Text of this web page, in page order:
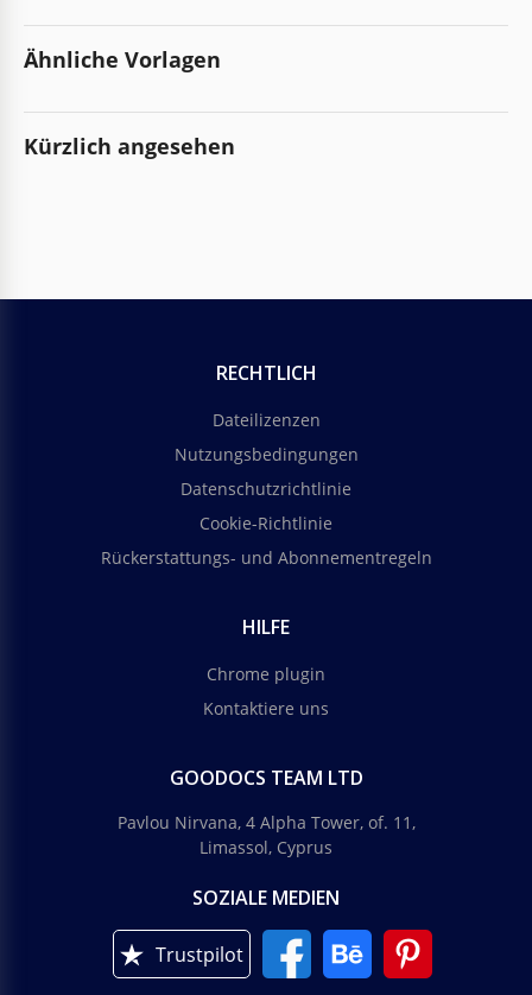
Ähnliche Vorlagen
Kürzlich angesehen
RECHTLICH
Dateilizenzen
Nutzungsbedingungen
Datenschutzrichtlinie
Cookie-Richtlinie
Rückerstattungs- und Abonnementregeln
HILFE
Chrome plugin
Kontaktiere uns
GOODOCS TEAM LTD
Pavlou Nirvana, 4 Alpha Tower, of. 11,
Limassol, Cyprus
SOZIALE MEDIEN
Trustpilot